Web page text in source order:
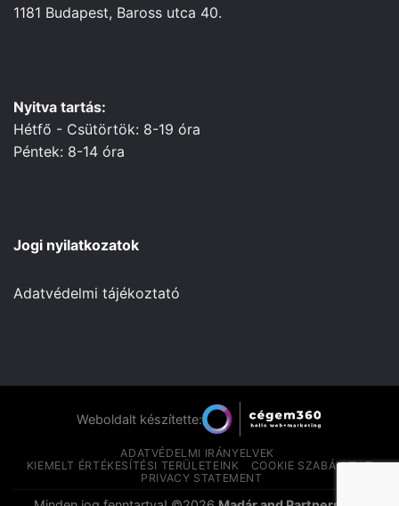
1181 Budapest, Baross utca 40.
Nyitva tartás:
Hétfő - Csütörtök: 8-19 óra
Péntek: 8-14 óra
Jogi nyilatkozatok
Adatvédelmi tájékoztató
Weboldalt készítette:
ADATVÉDELMI IRÁNYELVEK
KIEMELT ÉRTÉKESÍTÉSI TERÜLETEINK
COOKIE SZABÁLYZAT
PRIVACY STATEMENT